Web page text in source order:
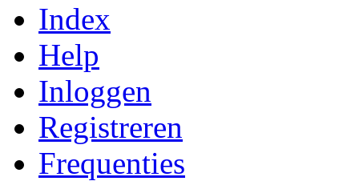
Index
Help
Inloggen
Registreren
Frequenties